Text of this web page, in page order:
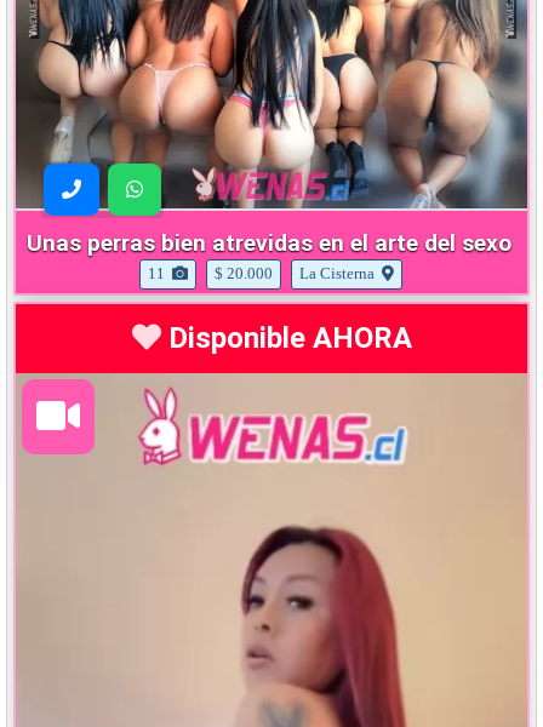
Unas perras bien atrevidas en el arte del sexo
11 $ 20.000 La Cisterna
Disponible AHORA